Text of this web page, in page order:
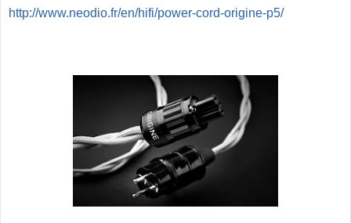
http://www.neodio.fr/en/hifi/power-cord-origine-p5/